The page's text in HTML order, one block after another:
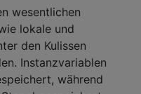
wesentlichen
lokale und
den Kulissen
Instanzvariablen
während